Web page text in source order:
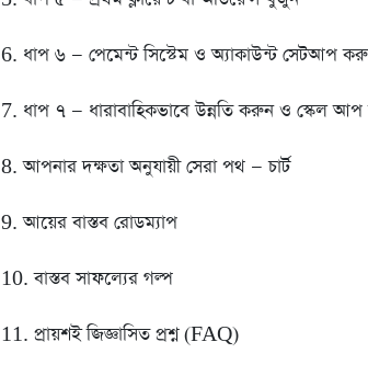
6. ধাপ ৬ — পেমেন্ট সিস্টেম ও অ্যাকাউন্ট সেটআপ
7. ধাপ ৭ — ধারাবাহিকভাবে উন্নতি করুন ও স্কেল
8. আপনার দক্ষতা অনুযায়ী সেরা পথ — চার্ট
9. আয়ের বাস্তব রোডম্যাপ
10. বাস্তব সাফল্যের গল্প
11. প্রায়শই জিজ্ঞাসিত প্রশ্ন (FAQ)